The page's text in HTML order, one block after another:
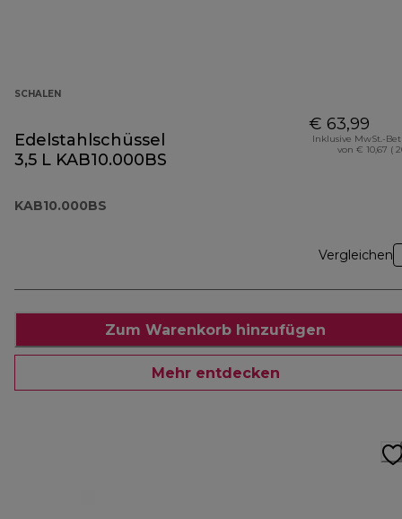
SCHALEN
Edelstahlschüssel
3,5 L KAB10.000BS
KAB10.000BS
€ 63,99
Inklusive MwSt.-
von € 10,67 (
Vergleichen
Zum Warenkorb hinzufügen
Mehr entdecken